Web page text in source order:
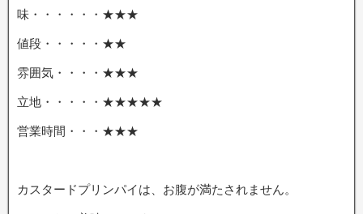
味・・・・・・★★★
値段・・・・・★★
雰囲気・・・・★★★
立地・・・・・★★★★★
営業時間・・・★★★
カスタードプリンパイは、お腹が満たされません。